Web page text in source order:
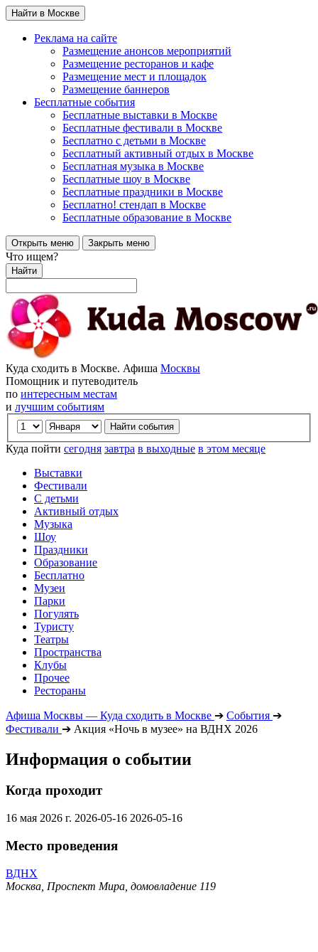
Найти в Москве
Реклама на сайте
Размещение анонсов мероприятий
Размещение ресторанов и кафе
Размещение мест и площадок
Размещение баннеров
Бесплатные события
Бесплатные выставки в Москве
Бесплатные фестивали в Москве
Бесплатно с детьми в Москве
Бесплатный активный отдых в Москве
Бесплатная музыка в Москве
Бесплатные шоу в Москве
Бесплатные праздники в Москве
Бесплатно! стендап в Москве
Бесплатные образование в Москве
Открыть меню Закрыть меню
Что ищем?
Найти
Куда сходить в Москве. Афиша Москвы
Помощник и путеводитель
по интересным местам
и лучшим событиям
Куда пойти сегодня завтра в выходные в этом месяце
Выставки
Фестивали
С детьми
Активный отдых
Музыка
Шоу
Праздники
Образование
Бесплатно
Музеи
Парки
Погулять
Туристу
Театры
Пространства
Клубы
Прочее
Рестораны
Афиша Москвы — Куда сходить в Москве ➔ События ➔
Фестивали ➔ Акция «Ночь в музее» на ВДНХ 2026
Информация о событии
Когда проходит
16 мая 2026 г. 2026-05-16 2026-05-16
Место проведения
ВДНХ
Москва, Проспект Мира, домовладение 119